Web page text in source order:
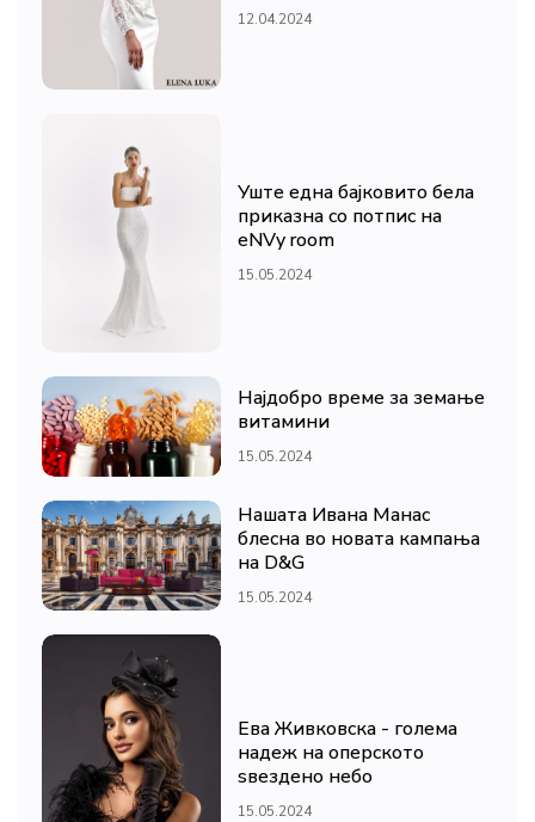
12.04.2024
Уште една бајковито бела
приказна со потпис на
eNVy room
15.05.2024
Најдобро време за земање
витамини
15.05.2024
Нашата Ивана Манас
блесна во новата кампања
на D&G
15.05.2024
Ева Живковска - голема
надеж на оперското
ѕвездено небо
15.05.2024